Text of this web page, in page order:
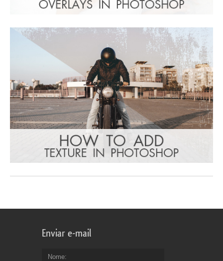
Enviar e-mail
Nome